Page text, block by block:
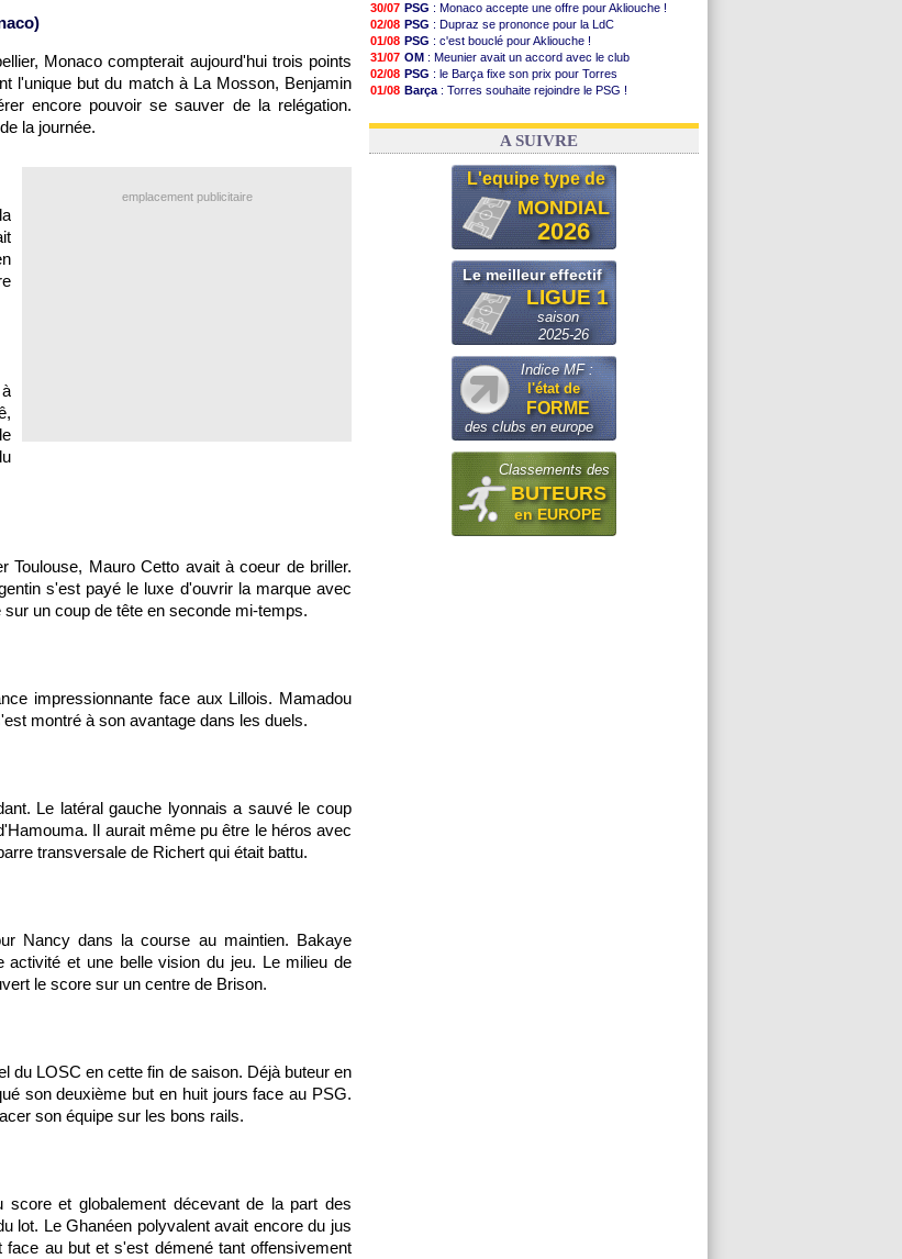
)
, Monaco compterait aujourd'hui trois points
l'unique but du match à La Mosson, Benjamin
encore pouvoir se sauver de la relégation.
la journée.
emplacement publicitaire
Toulouse, Mauro Cetto avait à coeur de briller.
s'est payé le luxe d'ouvrir la marque avec
un coup de tête en seconde mi-temps.
impressionnante face aux Lillois. Mamadou
montré à son avantage dans les duels.
Le latéral gauche lyonnais a sauvé le coup
Il aurait même pu être le héros avec
transversale de Richert qui était battu.
Nancy dans la course au maintien. Bakaye
et une belle vision du jeu. Le milieu de
le score sur un centre de Brison.
du LOSC en cette fin de saison. Déjà buteur en
son deuxième but en huit jours face au PSG.
son équipe sur les bons rails.
et globalement décevant de la part des
lot. Le Ghanéen polyvalent avait encore du jus
au but et s'est démené tant offensivement
30/07 PSG : Monaco accepte une offre pour Akliouche !
02/08 PSG : Dupraz se prononce pour la LdC
01/08 PSG : c'est bouclé pour Akliouche !
31/07 OM : Meunier avait un accord avec le club
02/08 PSG : le Barça fixe son prix pour Torres
01/08 Barça : Torres souhaite rejoindre le PSG !
03/08 Argentine: quand Medina recadre... sa mère
A SUIVRE
L'equipe type de
MONDIAL
2026
Le meilleur effectif
LIGUE 1
saison
2025-26
Indice MF :
l'état de
FORME
des clubs en europe
Classements des
BUTEURS
en EUROPE